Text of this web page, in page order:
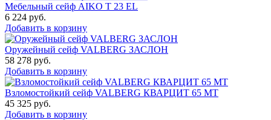
Мебельный сейф AIKO Т 23 EL
6 224 руб.
Добавить в корзину
Оружейный сейф VALBERG ЗАСЛОН
58 278 руб.
Добавить в корзину
Взломостойкий сейф VALBERG КВАРЦИТ 65 МТ
45 325 руб.
Добавить в корзину